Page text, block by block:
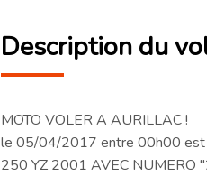
Description du
MOTO VOLER A AURILLAC !
le 05/04/2017 entre 00h00 est
250 YZ 2001 AVEC NUMERO